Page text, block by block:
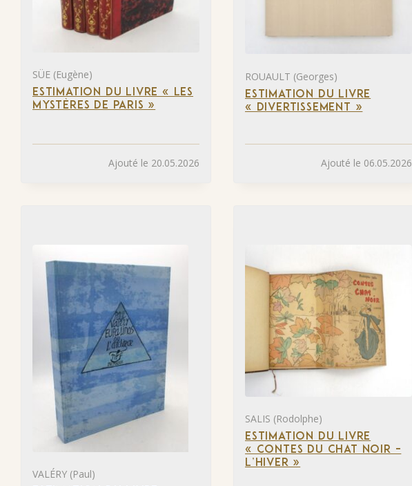
SÜE (Eugène)
ESTIMATION DU LIVRE « LES
MYSTÈRES DE PARIS »
Ajouté le 20.05.2026
ROUAULT (Georges)
ESTIMATION DU LIVRE
« DIVERTISSEMENT »
Ajouté le 06.05.2026
VALÉRY (Paul)
SALIS (Rodolphe)
ESTIMATION DU LIVRE
« CONTES DU CHAT NOIR –
L’HIVER »